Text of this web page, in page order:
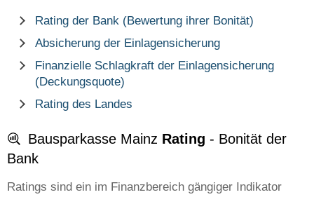
Rating der Bank (Bewertung ihrer Bonität)
Absicherung der Einlagensicherung
Finanzielle Schlagkraft der Einlagensicherung
(Deckungsquote)
Rating des Landes
Bausparkasse Mainz Rating - Bonität der
Bank
Ratings sind ein im Finanzbereich gängiger Indikator